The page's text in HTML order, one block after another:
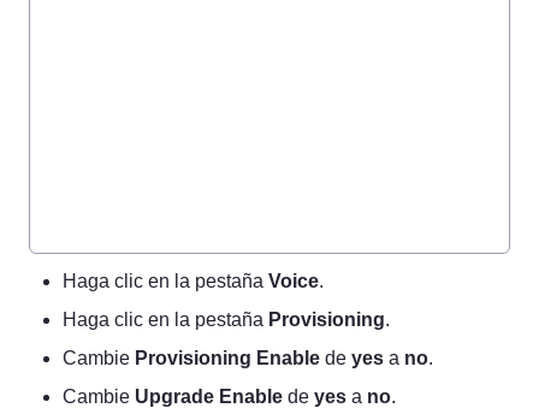
Haga clic en la pestaña Voice.
Haga clic en la pestaña Provisioning.
Cambie Provisioning Enable de yes a no.
Cambie Upgrade Enable de yes a no.